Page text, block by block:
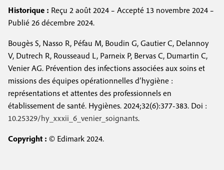
Historique : Reçu 2 août 2024 – Accepté 13 novembre 2024 –
Publié 26 décembre 2024.
Bougès S, Nasso R, Péfau M, Boudin G, Gautier C, Delannoy
V, Dutrech R, Rousseaud L, Parneix P, Bervas C, Dumartin C,
Venier AG. Prévention des infections associées aux soins et
missions des équipes opérationnelles d’hygiène :
représentations et attentes des professionnels en
établissement de santé. Hygiènes. 2024;32(6):377-383. Doi :
10.25329/hy_xxxii_6_venier_soignants.
Copyright : © Edimark 2024.